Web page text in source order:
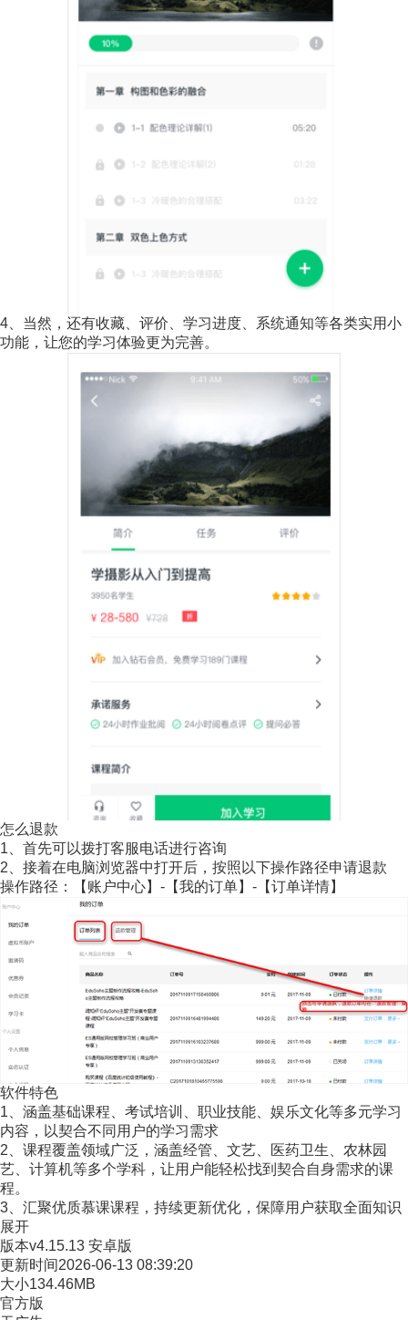
4、当然，还有收藏、评价、学习进度、系统通知等各类实用小
功能，让您的学习体验更为完善。
怎么退款
1、首先可以拨打客服电话进行咨询
2、接着在电脑浏览器中打开后，按照以下操作路径申请退款
操作路径：【账户中心】-【我的订单】-【订单详情】
软件特色
1、涵盖基础课程、考试培训、职业技能、娱乐文化等多元学习
内容，以契合不同用户的学习需求
2、课程覆盖领域广泛，涵盖经管、文艺、医药卫生、农林园
艺、计算机等多个学科，让用户能轻松找到契合自身需求的课
程。
3、汇聚优质慕课课程，持续更新优化，保障用户获取全面知识
展开
版本v4.15.13 安卓版
更新时间2026-06-13 08:39:20
大小134.46MB
官方版